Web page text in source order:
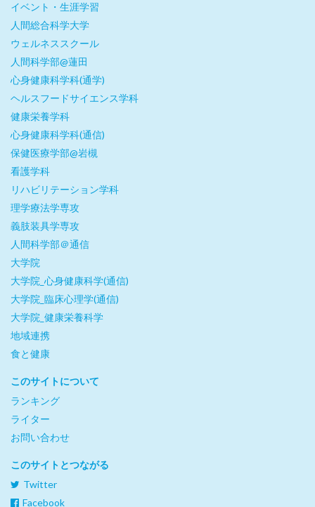
イベント・生涯学習
人間総合科学大学
ウェルネススクール
人間科学部@蓮田
心身健康科学科(通学)
ヘルスフードサイエンス学科
健康栄養学科
心身健康科学科(通信)
保健医療学部@岩槻
看護学科
リハビリテーション学科
理学療法学専攻
義肢装具学専攻
人間科学部＠通信
大学院
大学院_心身健康科学(通信)
大学院_臨床心理学(通信)
大学院_健康栄養科学
地域連携
食と健康
このサイトについて
ランキング
ライター
お問い合わせ
このサイトとつながる
Twitter
Facebook